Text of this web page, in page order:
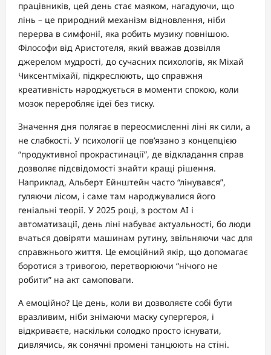
працівників, цей день стає маяком, нагадуючи, що
лінь – це природний механізм відновлення, ніби
перерва в симфонії, яка робить музику повнішою.
Філософи від Аристотеля, який вважав дозвілля
джерелом мудрості, до сучасних психологів, як Міхай
Чиксентміхайї, підкреслюють, що справжня
креативність народжується в моменти спокою, коли
мозок переробляє ідеї без тиску.
Значення дня полягає в переосмисленні ліні як сили, а
не слабкості. У психології це пов’язано з концепцією
“продуктивної прокрастинації”, де відкладання справ
дозволяє підсвідомості знайти кращі рішення.
Наприклад, Альберт Ейнштейн часто “лінувався”,
гуляючи лісом, і саме там народжувалися його
геніальні теорії. У 2025 році, з ростом AI і
автоматизації, день ліні набуває актуальності, бо люди
вчаться довіряти машинам рутину, звільняючи час для
справжнього життя. Це емоційний якір, що допомагає
боротися з тривогою, перетворюючи “нічого не
робити” на акт самоповаги.
А емоційно? Це день, коли ви дозволяєте собі бути
вразливим, ніби знімаючи маску супергероя, і
відкриваєте, наскільки солодко просто існувати,
дивлячись, як сонячні промені танцюють на стіні.